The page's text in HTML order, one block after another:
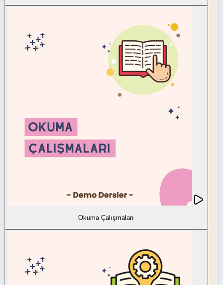
Okuma Çalışmaları